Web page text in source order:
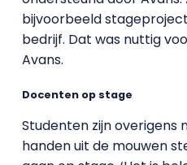
bijvoorbeeld
bedrijf. Dat was nuttig
Avans.
Docenten op stage
Studenten zijn overigens
handen uit de mouwen